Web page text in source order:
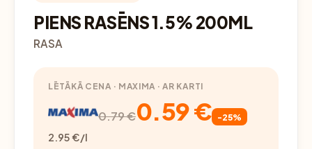
PIENS RASĒNS 1.5% 200ML
RASA
LĒTĀKĀ CENA · MAXIMA · AR KARTI
0.79 €0.59 € -25%
2.95 €/l